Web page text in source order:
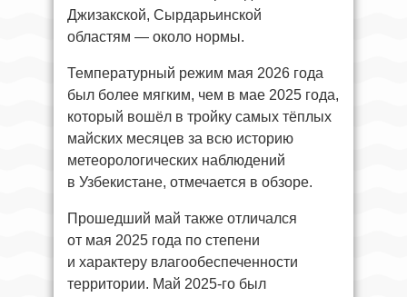
Джизакской, Сырдарьинской
областям — около нормы.
Температурный режим мая 2026 года
был более мягким, чем в мае 2025 года,
который вошёл в тройку самых тёплых
майских месяцев за всю историю
метеорологических наблюдений
в Узбекистане, отмечается в обзоре.
Прошедший май также отличался
от мая 2025 года по степени
и характеру влагообеспеченности
территории. Май 2025-го был